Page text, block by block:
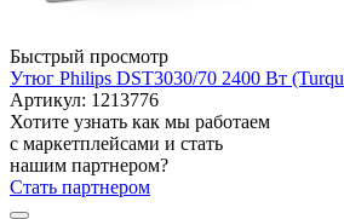
Быстрый просмотр
Утюг Philips DST3030/70 2400 Вт
Артикул: 1213776
Хотите узнать как мы работаем
с маркетплейсами и стать
нашим партнером?
Стать партнером